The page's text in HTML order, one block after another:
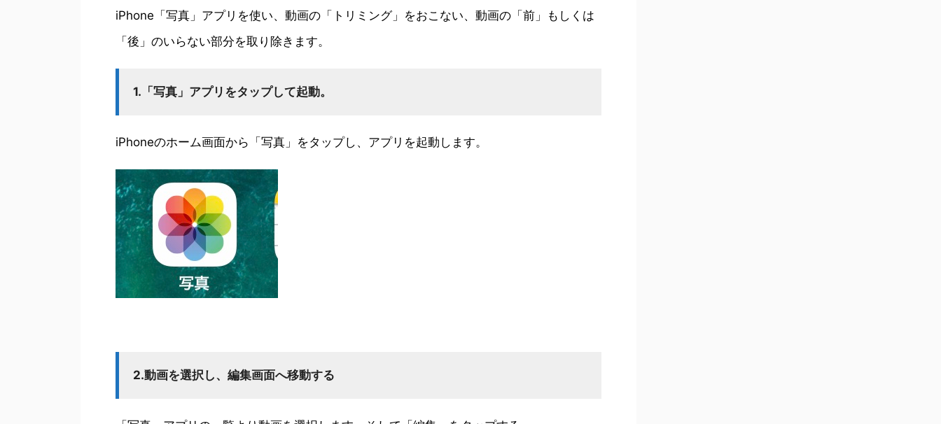
iPhone「写真」アプリを使い、動画の「トリミング」をおこない、動画の「前」もしくは
「後」のいらない部分を取り除きます。
1.「写真」アプリをタップして起動。
iPhoneのホーム画面から「写真」をタップし、アプリを起動します。
2.動画を選択し、編集画面へ移動する